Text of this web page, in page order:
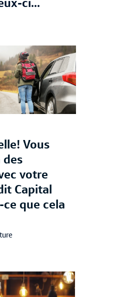
ci...
Vous
des
votre
Capital
ce que cela
seront bien utiles lors